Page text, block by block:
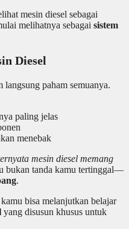
mesin diesel sebagai
melihatnya sebagai sistem
Diesel
paham semuanya.
paling jelas
menebak
mesin diesel memang
bukan tanda kamu tertinggal—
.
bisa melanjutkan belajar
yang disusun khusus untuk